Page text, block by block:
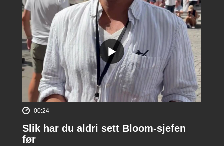
00:24
Slik har du aldri sett Bloom-sjefen
før